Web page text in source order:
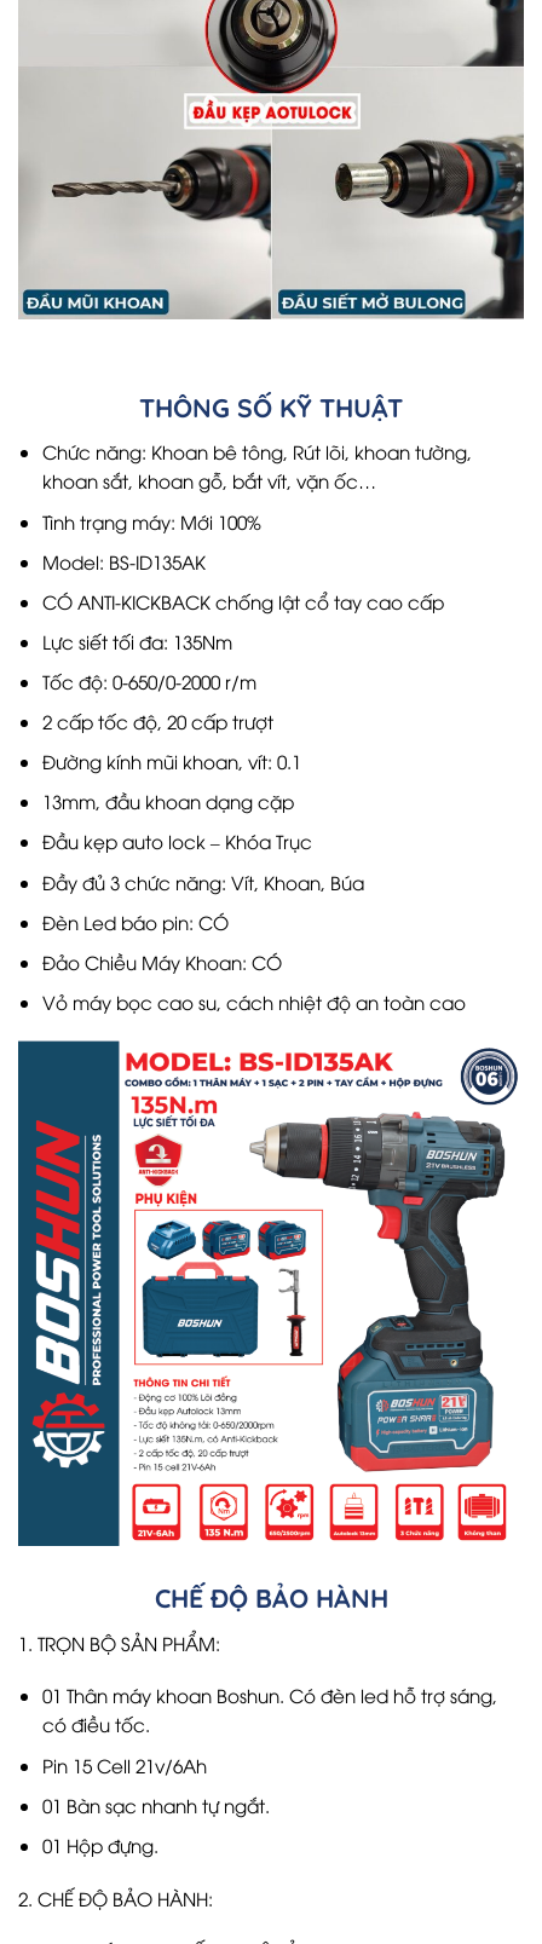
THÔNG SỐ KỸ THUẬT
Chức năng: Khoan bê tông, Rút lõi, khoan tường,
khoan sắt, khoan gỗ, bắt vít, vặn ốc…
Tình trạng máy: Mới 100%
Model: BS-ID135AK
CÓ ANTI-KICKBACK chống lật cổ tay cao cấp
Lực siết tối đa: 135Nm
Tốc độ: 0-650/0-2000 r/m
2 cấp tốc độ, 20 cấp trượt
Đường kính mũi khoan, vít: 0.1
13mm, đầu khoan dạng cặp
Đầu kẹp auto lock – Khóa Trục
Đầy đủ 3 chức năng: Vít, Khoan, Búa
Đèn Led báo pin: CÓ
Đảo Chiều Máy Khoan: CÓ
Vỏ máy bọc cao su, cách nhiệt độ an toàn cao
CHẾ ĐỘ BẢO HÀNH
1. TRỌN BỘ SẢN PHẨM:
01 Thân máy khoan Boshun. Có đèn led hỗ trợ sáng,
có điều tốc.
Pin 15 Cell 21v/6Ah
01 Bàn sạc nhanh tự ngắt.
01 Hộp đựng.
2. CHẾ ĐỘ BẢO HÀNH: